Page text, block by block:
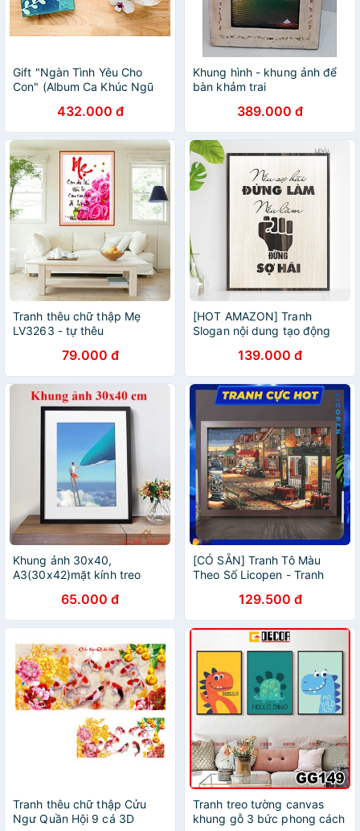
Gift "Ngàn Tình Yêu Cho
Con" (Album Ca Khúc Ngũ
432.000 đ
Khung hình - khung ảnh để
bàn khảm trai
389.000 đ
Tranh thêu chữ thập Mẹ
LV3263 - tự thêu
79.000 đ
[HOT AMAZON] Tranh
Slogan nội dung tạo động
139.000 đ
Khung ảnh 30x40,
A3(30x42)mặt kính treo
65.000 đ
[CÓ SẴN] Tranh Tô Màu
Theo Số Licopen - Tranh
129.500 đ
Tranh thêu chữ thập Cửu
Ngư Quần Hội 9 cá 3D
Tranh treo tường canvas
khung gỗ 3 bức phong cách